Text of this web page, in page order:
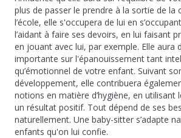
plus de passer le prendre à la sortie de la
l’école, elle s'occupera de lui en
l’aidant à faire ses devoirs, en lui faisant
en jouant avec lui, par exemple. Elle aura
importante sur l'épanouissement tant
qu’émotionnel de votre enfant. Suivant
développement, elle contribuera
notions en matière d’hygiène, en utilisant
un résultat positif. Tout dépend de ses
naturellement. Une baby-sitter s’adapte
enfants qu'on lui confie.